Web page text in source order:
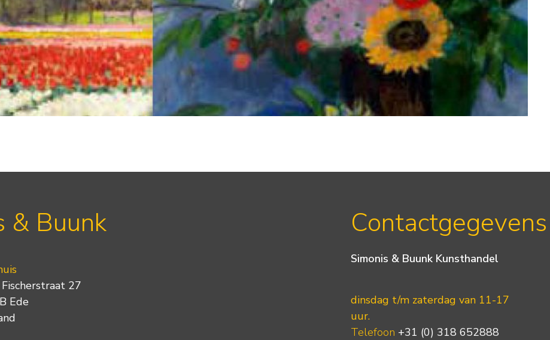
& Buunk
27
Ede
Contactgegevens
Simonis & Buunk Kunsthandel
dinsdag t/m zaterdag van 11-17
uur.
Telefoon +31 (0) 318 652888